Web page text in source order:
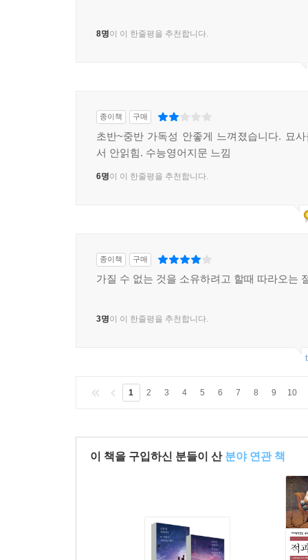
8명이 이 한줄평을 추천합니다.
종이책 구매
초반~중반 가독성 안좋게 느껴졌습니다. 묘
서 안읽힘. 수능영어지문 느낌
6명이 이 한줄평을 추천합니다.
종이책 구매
가질 수 없는 것을 소유하려고 할때 따라오는
3명이 이 한줄평을 추천합니다.
1 2 3 4 5 6 7 8 9 10
이 책을 구입하신 분들이 산 분야 연관 책